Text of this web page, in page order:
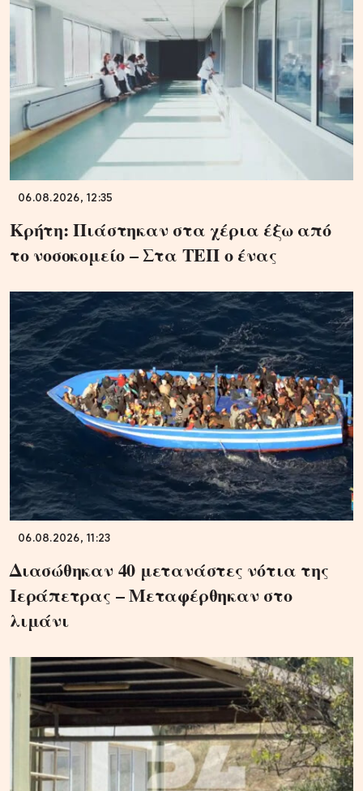
06.08.2026, 12:35
Κρήτη: Πιάστηκαν στα χέρια έξω από
το νοσοκομείο – Στα ΤΕΠ ο ένας
06.08.2026, 11:23
Διασώθηκαν 40 μετανάστες νότια της
Ιεράπετρας – Μεταφέρθηκαν στο
λιμάνι